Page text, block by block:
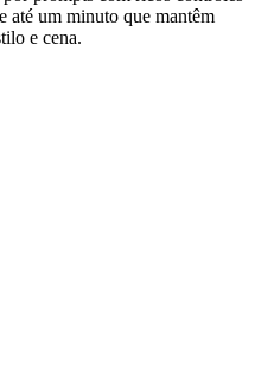
até um minuto que mantêm
e cena.